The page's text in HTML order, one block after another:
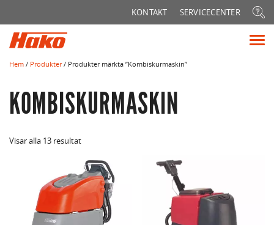
KONTAKT SERVICECENTER
Hem / Produkter/ Produkter märkta ”Kombiskurmaskin”
KOMBISKURMASKIN
Visar alla 13 resultat